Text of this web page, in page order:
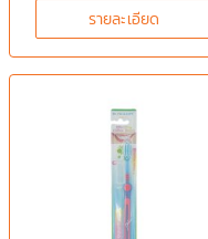
รายละเอียด